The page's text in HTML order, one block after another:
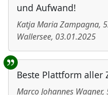
und Aufwand!
Katja Maria Zampagna,
Wallersee, 03.01.2025
Beste Plattform aller
Marco Johannes Wagner,